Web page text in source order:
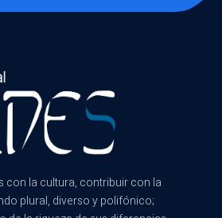
con la cultura, contribuir con la
plural, diverso y polifónico;